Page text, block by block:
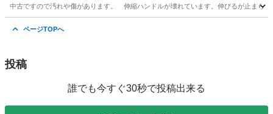
中古ですので汚れや傷があります。 伸縮ハンドルが壊れています。伸びるが止まら
ページTOPへ
投稿
誰でも今すぐ30秒で投稿出来る